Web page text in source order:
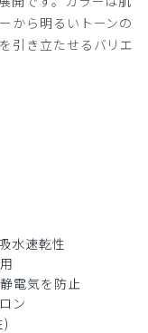
。ポケットも使い
チ・ユニセッ
ト×ネイビー/L
から明るいトーンの
引き立たせるバリエ
水速乾性
電気を防止
ン